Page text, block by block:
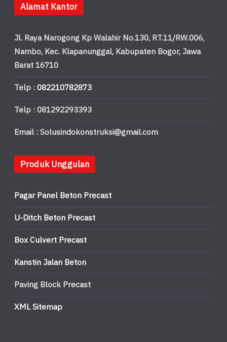
Alamat Kantor
Jl. Raya Narogong Kp Walahir No.130, RT.11/RW.006,
Nambo, Kec. Klapanunggal, Kabupaten Bogor, Jawa
Barat 16710
Telp :082210782873
Telp : 081292293393
Email : Solusindokonstruksi@gmail.com
Produk Unggulan
Pagar Panel Beton Precast
U-Ditch Beton Precast
Box Culvert Precast
Kanstin Jalan Beton
Paving Block Precast
XML Sitemap